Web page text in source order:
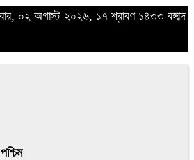
০২ অগাস্ট ২০২৬, ১৭ শ্রাবণ ১৪৩৩ বঙ্গাব্দ